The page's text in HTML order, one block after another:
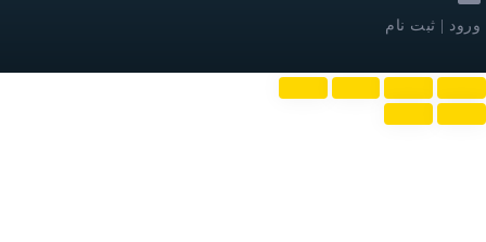
ورود | ثبت نام